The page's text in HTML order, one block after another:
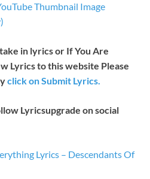
Thumbnail Image
in lyrics or If You Are
Lyrics to this website Please
click on Submit Lyrics.
Lyricsupgrade on social
Lyrics – Descendants Of